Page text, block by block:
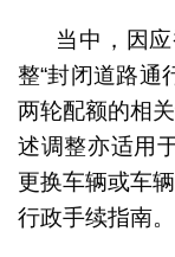
当中，因
整“封闭道路通
两轮配额的相
述调整亦适用
更换车辆或车
行政手续指南。